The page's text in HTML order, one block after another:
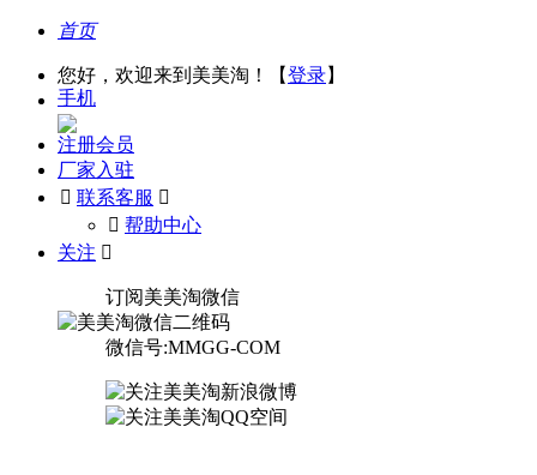
首页
您好，欢迎来到美美淘！【登录】
手机
注册会员
厂家入驻
 联系客服 
󰅃 帮助中心
关注 
订阅美美淘微信
微信号:MMGG-COM